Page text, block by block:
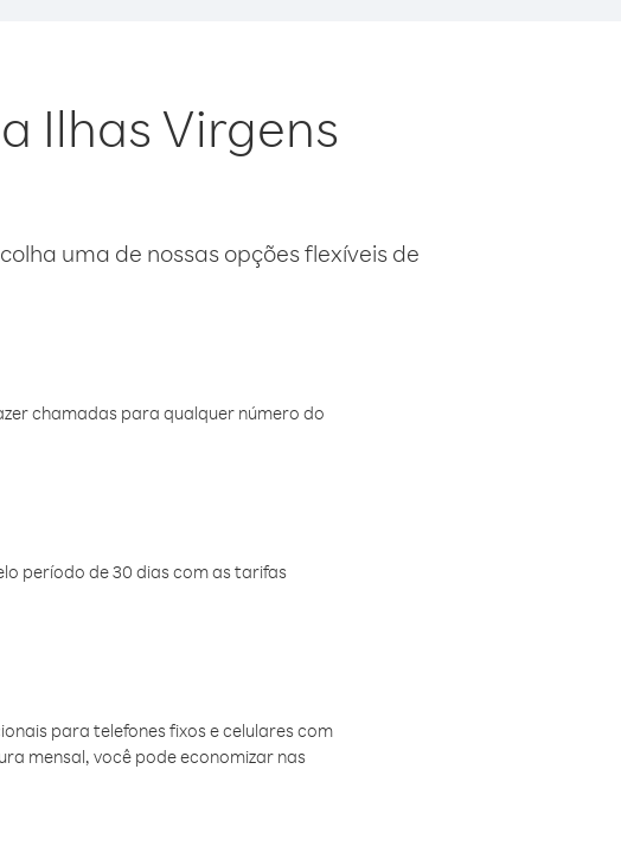
Ilhas Virgens
uma de nossas opções flexíveis de
chamadas para qualquer número do
período de 30 dias com as tarifas
para telefones fixos e celulares com
mensal, você pode economizar nas